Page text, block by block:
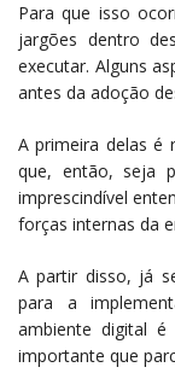
Para que isso
jargões dentro
executar. Alguns
antes da adoção
A primeira delas é
que, então, seja
imprescindível
forças internas da
A partir disso, já
para a
ambiente digital
importante que